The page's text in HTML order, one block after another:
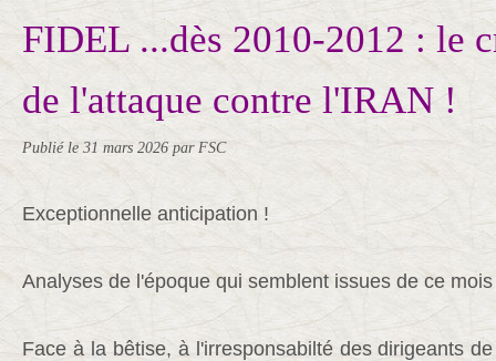
FIDEL ...dès 2010-2012 : le
de l'attaque contre l'IRAN !
Publié le 31 mars 2026 par FSC
Exceptionnelle anticipation !
Analyses de l'époque qui semblent issues de ce
Face à la bêtise, à l'irresponsabilté des dirigeants